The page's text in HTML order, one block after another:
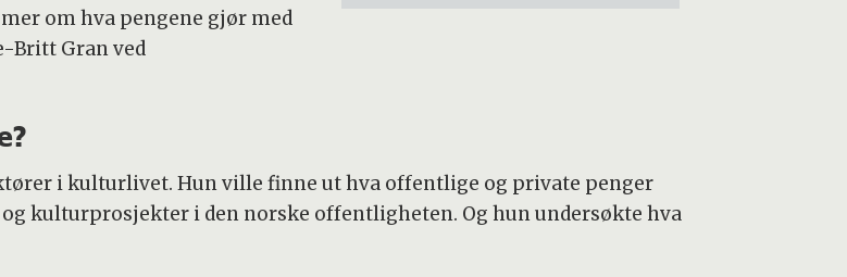
om hva pengene gjør med
Britt Gran ved
i kulturlivet. Hun ville finne ut hva offentlige og private penger
kulturprosjekter i den norske offentligheten. Og hun undersøkte hva